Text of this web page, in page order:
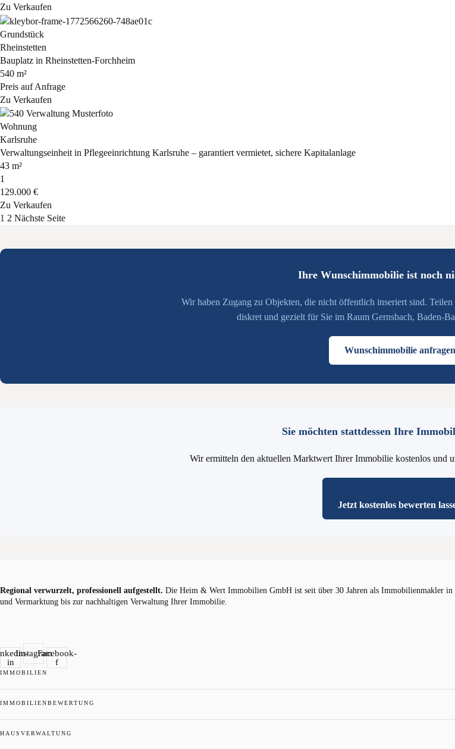
Zu Verkaufen
Grundstück
Rheinstetten
Bauplatz in Rheinstetten-Forchheim
540 m²
Preis auf Anfrage
Zu Verkaufen
Wohnung
Karlsruhe
Verwaltungseinheit in Pflegeeinrichtung Karlsruhe – garantiert vermietet, sichere Kapitalanlage
43 m²
1
129.000 €
Zu Verkaufen
Seitennummerierung
1 2 Nächste Seite
Ihre Wunschimmobilie ist noch
Wir haben Zugang zu Objekten, die nicht öffentlich inseriert sind.
diskret und gezielt für Sie im Raum Gernsbach, Baden-
Wunschimmobilie anfragen
Sie möchten stattdessen Ihre
Wir ermitteln den aktuellen Marktwert Ihrer Immobilie kostenlos und
Jetzt kostenlos bewerten
Regional verwurzelt, professionell aufgestellt. Die Heim & Wert Immobilien GmbH ist seit über 30 Jahren als Immobilienmakler in
und Vermarktung bis zur nachhaltigen Verwaltung Ihrer Immobilie.
in
InstagramFacebook-
f
IMMOBILIEN
IMMOBILIENBEWERTUNG
HAUSVERWALTUNG